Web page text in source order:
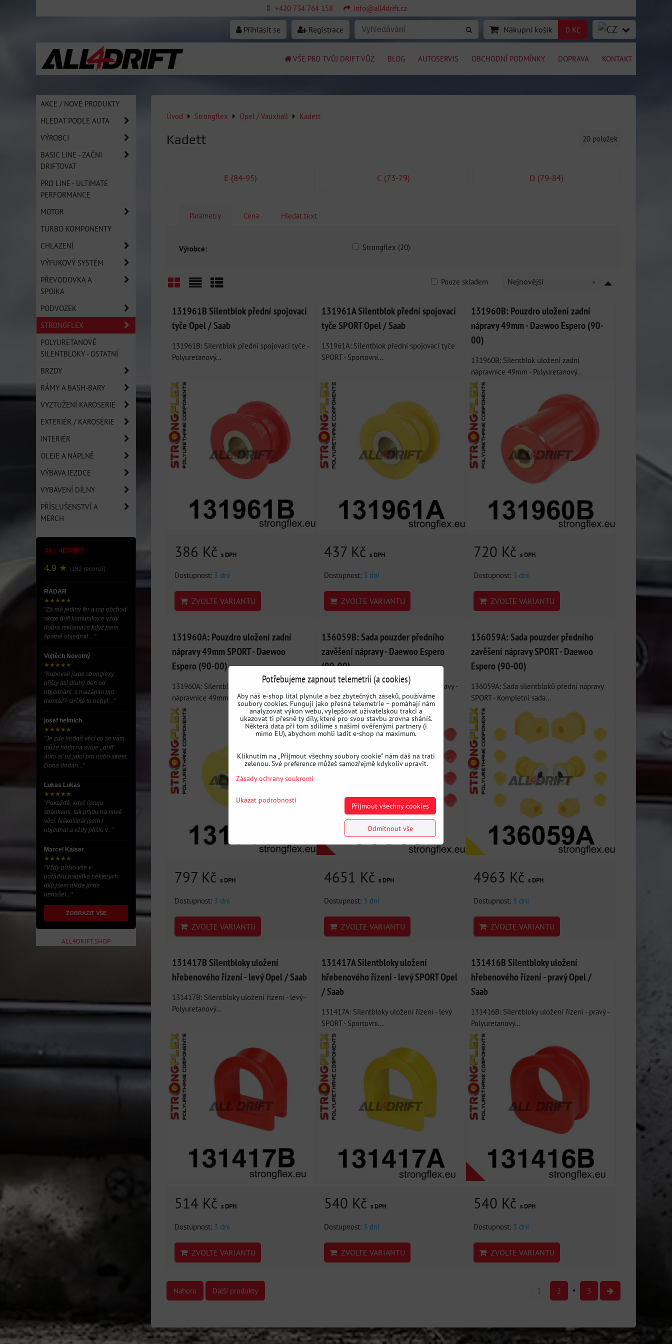
+420 734 764 158 info@all4drift.cz
Přihlásit se Registrace Nákupní košík 0 Kč
VŠE PRO TVŮJ DRIFT VŮZ BLOG AUTOSERVIS OBCHODNÍ PODMÍNKY DOPRAVA KONTAKT
Úvod Strongflex Opel / Vauxhall Kadett
Kadett 20 položek
E (84-95) C (73-79) D (79-84)
Parametry Cena Hledat text
Výrobce: Strongflex (20)
Nejnovější
Pouze skladem
131961B Silentblok přední spojovací
tyče Opel / Saab
131961B: Silentblok přední spojovací tyče -
Polyuretanový...
386 Kč s DPH
Dostupnost: 3 dni
ZVOLTE VARIANTU
131961A Silentblok přední spojovací
tyče SPORT Opel / Saab
131961A: Silentblok přední spojovací tyče
SPORT - Sportovní...
437 Kč s DPH
Dostupnost: 3 dni
ZVOLTE VARIANTU
131960B: Pouzdro uložení zadní
nápravy 49mm - Daewoo Espero (90-
00)
131960B: Silentblok uložení zadní
nápravnice 49mm - Polyuretanový...
720 Kčs DPH
Dostupnost: 3 dni
ZVOLTE VARIANTU
131960A: Pouzdro uložení zadní
nápravy 49mm SPORT - Daewoo
Espero (90-00)
131960A: Silentblok uložení zadní
nápravnice 49mm SPORT - Sportovní...
797 Kč s DPH
Dostupnost: 3 dni
ZVOLTE VARIANTU
136059B: Sada pouzder předního
zavěšení nápravy - Daewoo Espero
(90-00)
136059B: Sada silentbloků přední nápravy -
Kompletní sada...
4651 Kč s DPH
Dostupnost: 3 dni
ZVOLTE VARIANTU
136059A: Sada pouzder předního
zavěšení nápravy SPORT - Daewoo
Espero (90-00)
136059A: Sada silentbloků přední nápravy
SPORT - Kompletní sada...
4963 Kčs DPH
Dostupnost: 3 dni
ZVOLTE VARIANTU
131417B Silentbloky uložení
hřebenového řízení - levý Opel / Saab
131417B: Silentbloky uložení řízení - levý -
Polyuretanový...
514 Kč s DPH
Dostupnost: 3 dni
ZVOLTE VARIANTU
131417A Silentbloky uložení
hřebenového řízení - levý SPORT Opel
/ Saab
131417A: Silentbloky uložení řízení - levý
SPORT - Sportovní...
540 Kč s DPH
Dostupnost: 3 dni
ZVOLTE VARIANTU
131416B Silentbloky uložení
hřebenového řízení - pravý Opel /
Saab
131416B: Silentbloky uložení řízení - pravý -
Polyuretanový...
540 Kčs DPH
Dostupnost: 3 dni
ZVOLTE VARIANTU
Nahoru Další produkty 1 2 3
AKCE / NOVÉ PRODUKTY
HLEDAT PODLE AUTA
VÝROBCI
BASIC LINE - ZAČNI
DRIFTOVAT
PRO LINE - ULTIMATE
PERFORMANCE
MOTOR
TURBO KOMPONENTY
CHLAZENÍ
VÝFUKOVÝ SYSTÉM
PŘEVODOVKA A
SPOJKA
PODVOZEK
STRONGFLEX
POLYURETANOVÉ
SILENTBLOKY - OSTATNÍ
BRZDY
RÁMY A BASH-BARY
VYZTUŽENÍ KAROSERIE
EXTERIÉR / KAROSÉRIE
INTERIÉR
OLEJE A NÁPLNĚ
VÝBAVA JEZDCE
VYBAVENÍ DÍLNY
PŘÍSLUŠENSTVÍ A
MERCH
ALL4DRIFT
4.9 ★ (182 recenzí)
RADAR
★★★★★
"Za mě jediný fér a top obchod
skrze drift komunikace vždy
dobrá reklamace když jsem
špatně objednal ..."
Vojtěch Novotný
★★★★★
"Kupovali jsme stronglexy,
přišly asi druhý den od
objednání, s mazáním pro
montáž? Určitě to nebyl ..."
josef helmich
★★★★★
"Je zde hodně věcí co se vám
může hodit na svoje ,,drift”
auto ať už jako pro nebo street.
Doba dodán..."
Lukas Lukas
★★★★★
"Pokaždé, když listuju
stránkami, tak prijdu na nové
věci. Několikrát jsem i
objednal a vždy přišlo v..."
Marcel Kaiser
★★★★★
"Vždy přišlo vše v
pořádku,nabídka některých
dílů,jsem nikde jinde
nenašel..."
ZOBRAZIT VŠE
ALL4DRIFT.SHOP
Potřebujeme zapnout telemetrii (a cookies)
Aby náš e-shop lítal plynule a bez zbytečných záseků, používáme
soubory cookies. Fungují jako přesná telemetrie – pomáhají nám
analyzovat výkon webu, vylepšovat uživatelskou trakci a
ukazovat ti přesně ty díly, které pro svou stavbu zrovna sháníš.
Některá data při tom sdílíme s našimi ověřenými partnery (i
mimo EU), abychom mohli ladit e-shop na maximum.
Kliknutím na „Přijmout všechny soubory cookie" nám dáš na trati
zelenou. Své preference můžeš samozřejmě kdykoliv upravit.
Zásady ochrany soukromí
Ukázat podrobnosti
Přijmout všechny cookies
Odmítnout vše